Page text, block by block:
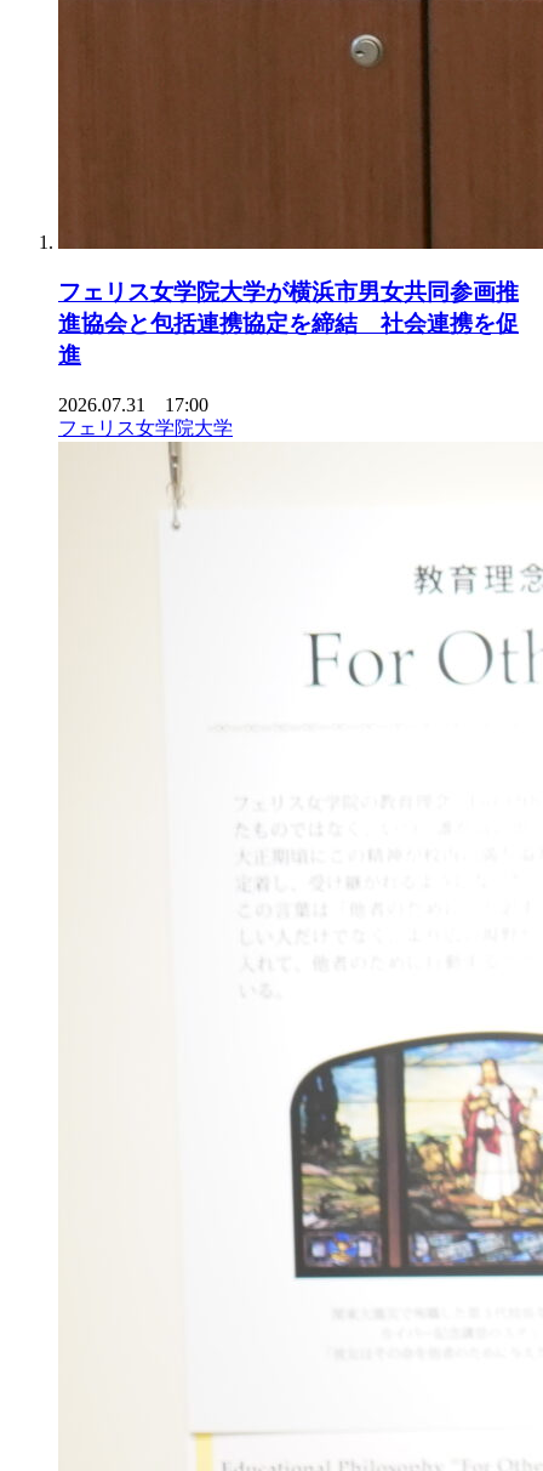
フェリス女学院大学が横浜市男女共同参画推
進協会と包括連携協定を締結 社会連携を促
進
2026.07.31 17:00
フェリス女学院大学